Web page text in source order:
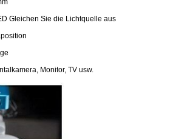
Gleichen Sie die Lichtquelle aus
Monitor, TV usw.